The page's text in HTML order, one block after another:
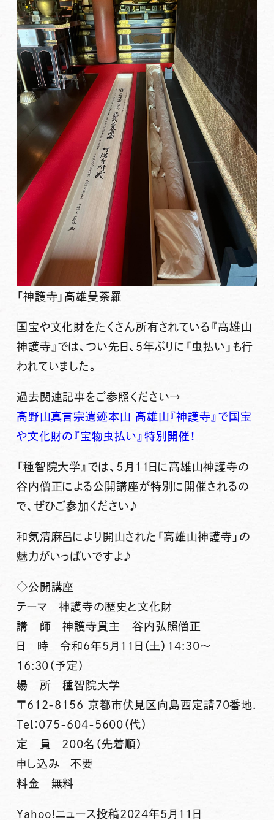
「神護寺」高雄曼荼羅
国宝や文化財をたくさん所有されている『高雄山
神護寺』では、つい先日、5年ぶりに「虫払い」も行
われていました。
過去関連記事をご参照ください→
高野山真言宗遺迹本山 高雄山『神護寺』で国宝
や文化財の『宝物虫払い』特別開催！
「種智院大学』では、５月１１日に高雄山神護寺の
谷内僧正による公開講座が特別に開催されるの
で、ぜひご参加ください♪
和気清麻呂により開山された「高雄山神護寺」の
魅力がいっぱいですよ♪
◇公開講座
テーマ 神護寺の歴史と文化財
講 師 神護寺貫主 谷内弘照僧正
日 時 令和6年5月11日（土）14:30～
16:30（予定）
場 所 種智院大学
〒612-8156 京都市伏見区向島西定請70番地.
Tel：075-604-5600（代）
定 員 200名（先着順）
申し込み 不要
料金 無料
Yahoo!ニュース投稿2024年5月11日